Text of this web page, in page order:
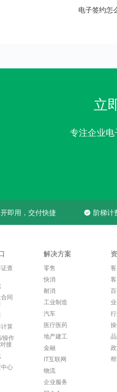
电子签约怎
立
专注企业
开即用，交付快捷 阶梯计
查
同
算
操作
接
心
解决方案
零售
快消
耐消
工业制造
汽车
医疗医药
地产建工
金融
IT互联网
物流
企业服务